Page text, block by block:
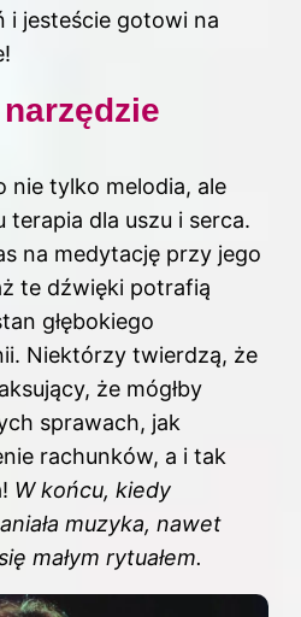
i jesteście gotowi na
nie tylko melodia, ale
dla uszu i serca.
na medytację przy jego
te dźwięki potrafią
głębokiego
Niektórzy twierdzą, że
że mógłby
sprawach, jak
rachunków, a i tak
W końcu, kiedy
muzyka, nawet
małym rytuałem.